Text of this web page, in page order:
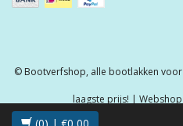
© Bootverfshop, alle bootlakken
laagste prijs! |